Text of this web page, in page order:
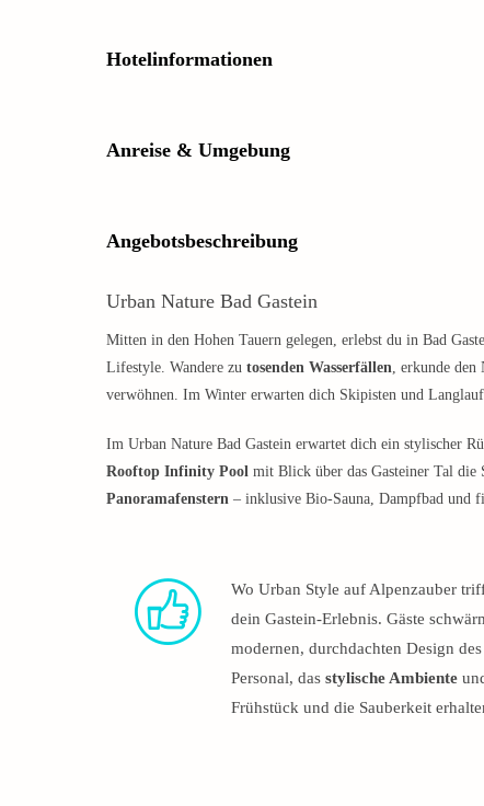
Hotelinformationen
Anreise & Umgebung
Angebotsbeschreibung
Urban Nature Bad Gastein
Mitten in den Hohen Tauern gelegen, erlebst du in Bad
Lifestyle. Wandere zu tosenden Wasserfällen , erkunde
verwöhnen. Im Winter erwarten dich Skipisten und
Im Urban Nature Bad Gastein erwartet dich ein stylischer
Rooftop Infinity Pool mit Blick über das Gasteiner Tal die
Panoramafenstern – inklusive Bio-Sauna, Dampfbad und
Wo Urban Style auf Alpenzauber
dein Gastein-Erlebnis. Gäste
modernen, durchdachten Design
Personal, das stylische Ambiente
Frühstück und die Sauberkeit